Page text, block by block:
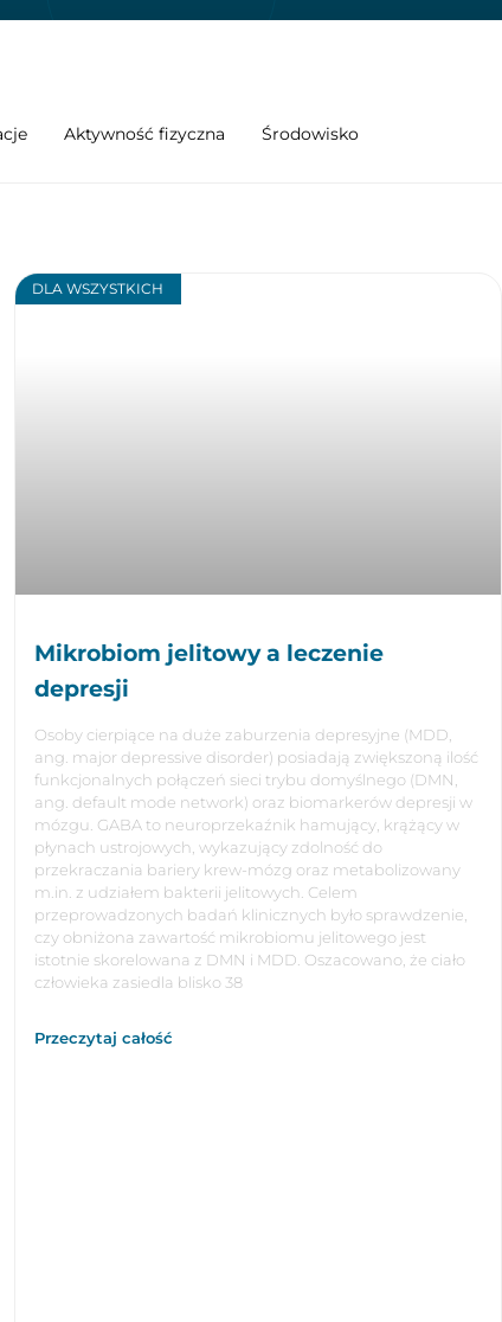
Aktywność fizyczna Środowisko
DLA WSZYSTKICH
Mikrobiom jelitowy a leczenie
depresji
Osoby cierpiące na duże zaburzenia depresyjne (MDD,
ang. major depressive disorder) posiadają zwiększoną ilość
funkcjonalnych połączeń sieci trybu domyślnego (DMN,
ang. default mode network) oraz biomarkerów depresji w
mózgu. GABA to neuroprzekaźnik hamujący, krążący w
płynach ustrojowych, wykazujący zdolność do
przekraczania bariery krew-mózg oraz metabolizowany
m.in. z udziałem bakterii jelitowych. Celem
przeprowadzonych badań klinicznych było sprawdzenie,
czy obniżona zawartość mikrobiomu jelitowego jest
istotnie skorelowana z DMN i MDD. Oszacowano, że ciało
człowieka zasiedla blisko 38
Przeczytaj całość